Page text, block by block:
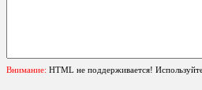
Внимание: HTML не поддерживается!